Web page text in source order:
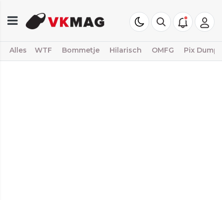
Alles WTF Bommetje Hilarisch OMFG Pix Dump